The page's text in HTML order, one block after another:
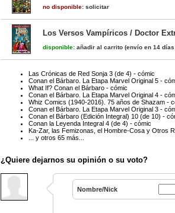
no disponible: solicitar
Los Versos Vampíricos / Doctor
disponible: añadir al carrito (envío en 14
Las Crónicas de Red Sonja 3 (de 4) - cómic
Conan el Bárbaro. La Etapa Marvel Original 5 -
What If? Conan el Bárbaro - cómic
Conan el Bárbaro. La Etapa Marvel Original 4 -
Whiz Comics (1940-2016). 75 años de Shazam -
Conan el Bárbaro. La Etapa Marvel Original 3 -
Conan el Bárbaro (Edición Integral) 10 (de 10) -
Conan la Leyenda Integral 4 (de 4) - cómic
Ka-Zar, las Femizonas, el Hombre-Cosa y Otros
... y otros 65 más...
¿Quiere dejarnos su opinión o su voto?
Nombre/Nick